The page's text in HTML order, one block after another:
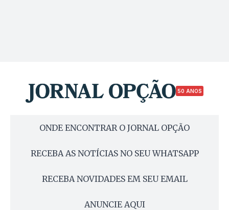
50 ANOS
ONDE ENCONTRAR O JORNAL OPÇÃO
RECEBA AS NOTÍCIAS NO SEU WHATSAPP
RECEBA NOVIDADES EM SEU EMAIL
ANUNCIE AQUI